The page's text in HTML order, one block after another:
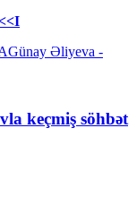
Günay Əliyeva -
keçmiş söhbət